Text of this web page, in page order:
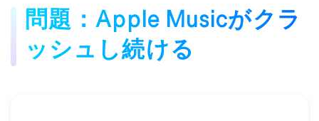
問題：Apple Musicがクラ
ッシュし続ける